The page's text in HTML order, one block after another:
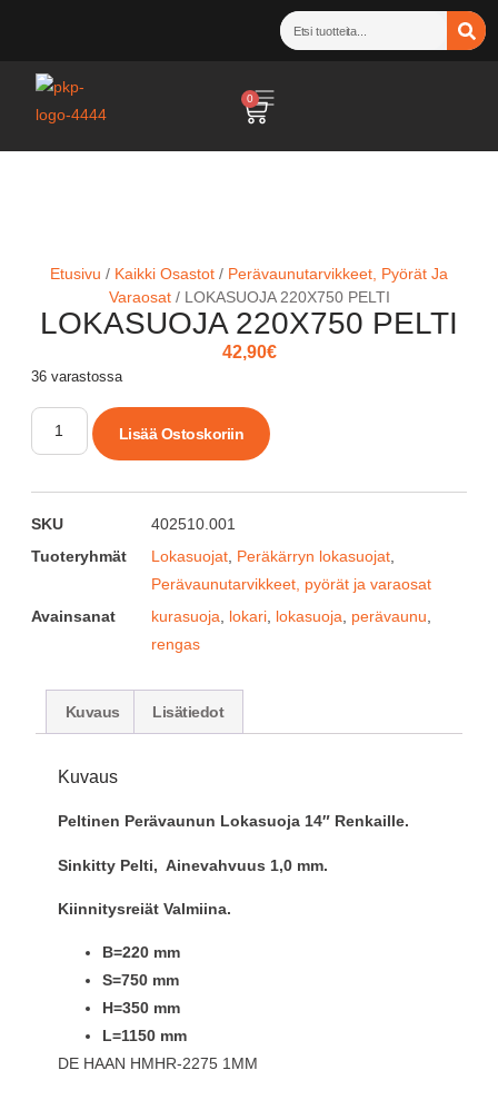
0
Etusivu / Kaikki Osastot / Perävaunutarvikkeet, Pyörät Ja
Varaosat/ LOKASUOJA 220X750 PELTI
LOKASUOJA 220X750 PELTI
42,90€
36 varastossa
Lisää Ostoskoriin
SKU
402510.001
Tuoteryhmät
Lokasuojat Peräkärryn lokasuojat
Perävaunutarvikkeet, pyörät ja varaosat
Avainsanat
kurasuoja lokari lokasuoja perävaunu
rengas
Kuvaus Lisätiedot
Kuvaus
Peltinen Perävaunun Lokasuoja 14″ Renkaille.
Sinkitty Pelti, Ainevahvuus 1,0 mm.
Kiinnitysreiät Valmiina.
B=220 mm
S=750 mm
H=350 mm
L=1150 mm
DE HAAN HMHR-2275 1MM